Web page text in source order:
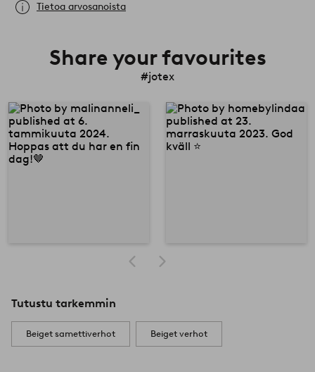
Tietoa arvosanoista
Share your favourites
#jotex
Tutustu tarkemmin
Beiget samettiverhot Beiget verhot